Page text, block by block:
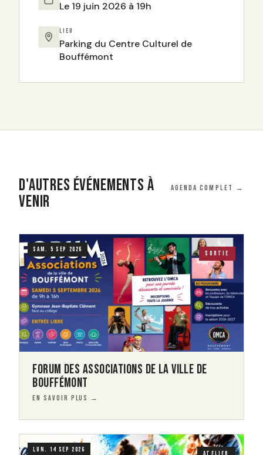
Le 19 juin 2026 à 19h
LIEU
Parking du Centre Culturel de
Bouffémont
D'AUTRES ÉVÉNEMENTS À
VENIR
Agenda complet →
Visuel
Image
SAM. 5 SEP 2026
SORTIE
FORUM DES ASSOCIATIONS DE LA VILLE DE
BOUFFÉMONT
EN SAVOIR PLUS →
Visuel
Image
LUN. 14 SEP 2026